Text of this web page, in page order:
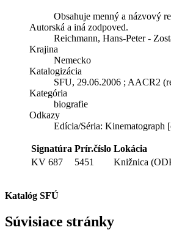
Obsahuje menný a názvový
Autorská a iná zodpoved.
Reichmann, Hans-Peter -
Krajina
Nemecko
Katalogizácia
SFU, 29.06.2006 ; AACR2
Kategória
biografie
Odkazy
Edícia/Séria: Kinematograph
Signatúra Prír.číslo Lokácia
KV 687
5451 Knižnica
Katalóg SFÚ
Súvisiace stránky